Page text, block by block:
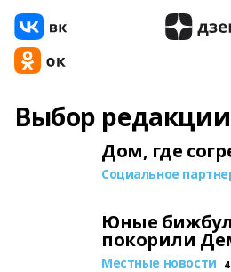
Выбор редакции
Дом, где
Социальное
Юные
покорили
Местные новости